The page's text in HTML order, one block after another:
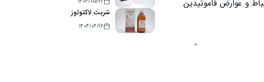
و عوارض فاموتیدین
شربت لاکتولوز
۱۴۰۴/۰۴/۱۶